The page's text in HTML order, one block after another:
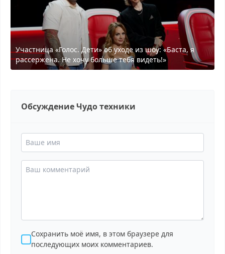
Участница «Голос. Дети» об уходе из шоу: «Баста, я
рассержена. Не хочу больше тебя видеть!»
Обсуждение Чудо техники
Сохранить моё имя, в этом браузере для
последующих моих комментариев.